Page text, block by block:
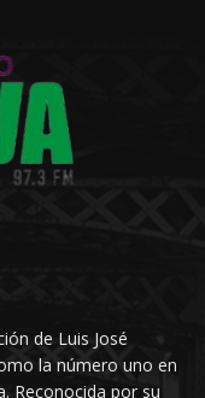
de Luis José
la número uno en
Reconocida por su